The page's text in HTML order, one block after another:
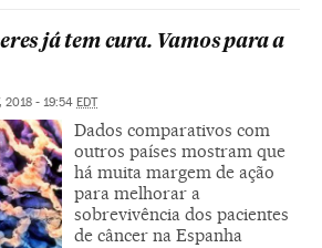
já tem cura. Vamos para a
2018 - 19:54 EDT
Dados comparativos com
outros países mostram que
há muita margem de ação
para melhorar a
sobrevivência dos pacientes
de câncer na Espanha